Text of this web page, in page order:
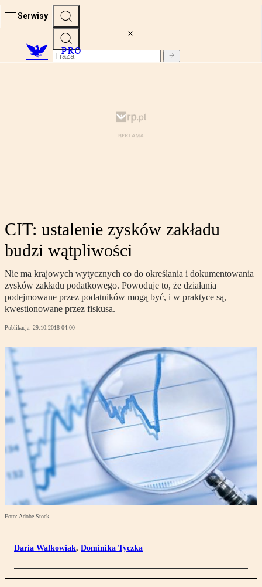
Serwisy
PRO
CIT: ustalenie zysków zakładu
budzi wątpliwości
Nie ma krajowych wytycznych co do określania i dokumentowania
zysków zakładu podatkowego. Powoduje to, że działania
podejmowane przez podatników mogą być, i w praktyce są,
kwestionowane przez fiskusa.
Publikacja: 29.10.2018 04:00
Foto: Adobe Stock
Daria Walkowiak, Dominika Tyczka